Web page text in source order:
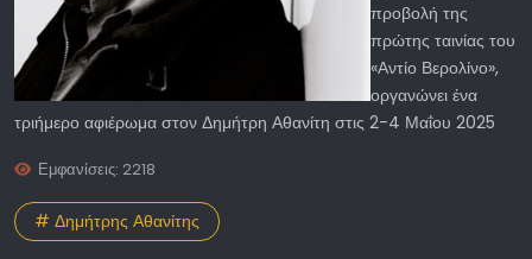
προβολή της
πρώτης ταινίας του
«Αντίο Βερολίνο»,
οργανώνει ένα
τριήμερο αφιέρωμα στον Δημήτρη Αθανίτη στις 2-4 Μαΐου 2025
Εμφανίσεις: 2218
# Δημήτρης Αθανίτης